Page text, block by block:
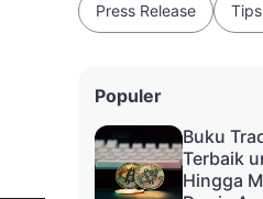
Press Release
Populer
Buku
Terbaik
Hingga